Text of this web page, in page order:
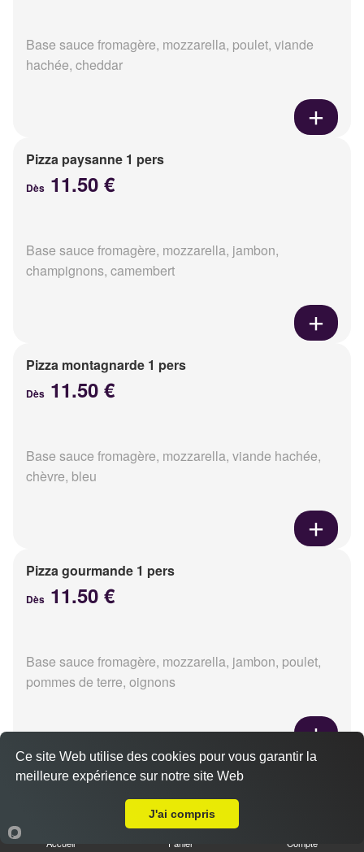
Base sauce fromagère, mozzarella, poulet, viande
hachée, cheddar
Pizza paysanne 1 pers
Dès 11.50 €
Base sauce fromagère, mozzarella, jambon,
champignons, camembert
Pizza montagnarde 1 pers
Dès 11.50 €
Base sauce fromagère, mozzarella, viande hachée,
chèvre, bleu
Pizza gourmande 1 pers
Dès 11.50 €
Base sauce fromagère, mozzarella, jambon, poulet,
pommes de terre, oignons
Pizza tikka 1 pers
Accueil Panier Compte
Ce site Web utilise des cookies pour vous garantir la
meilleure expérience sur notre site Web
J'ai compris